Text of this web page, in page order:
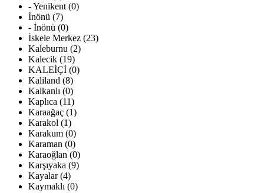
- Yenikent (0)
İnönü (7)
- İnönü (0)
İskele Merkez (23)
Kaleburnu (2)
Kalecik (19)
KALEİÇİ (0)
Kaliland (8)
Kalkanlı (0)
Kaplıca (11)
Karaağaç (1)
Karakol (1)
Karakum (0)
Karaman (0)
Karaoğlan (0)
Karşıyaka (9)
Kayalar (4)
Kaymaklı (0)